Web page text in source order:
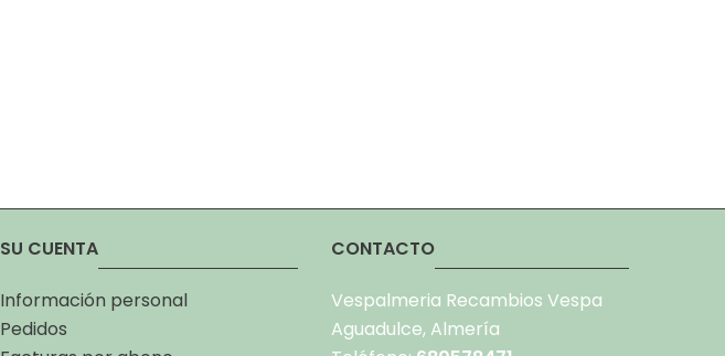
SU CUENTA
Información personal
Pedidos
CONTACTO
Vespalmeria Recambios Vespa
Aguadulce, Almería